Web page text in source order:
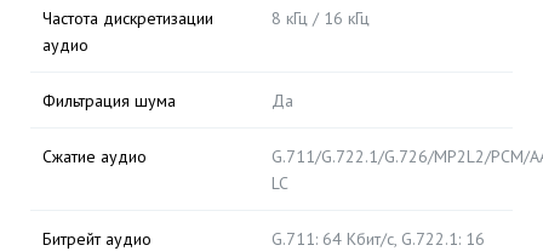
Частота дискретизации
аудио
8 кГц / 16 кГц
Фильтрация шума Да
Сжатие аудио
G.711/G.722.1/G.726/MP2L2/PCM/
LC
Битрейт аудио
G.711: 64 Кбит/с, G.722.1: 16